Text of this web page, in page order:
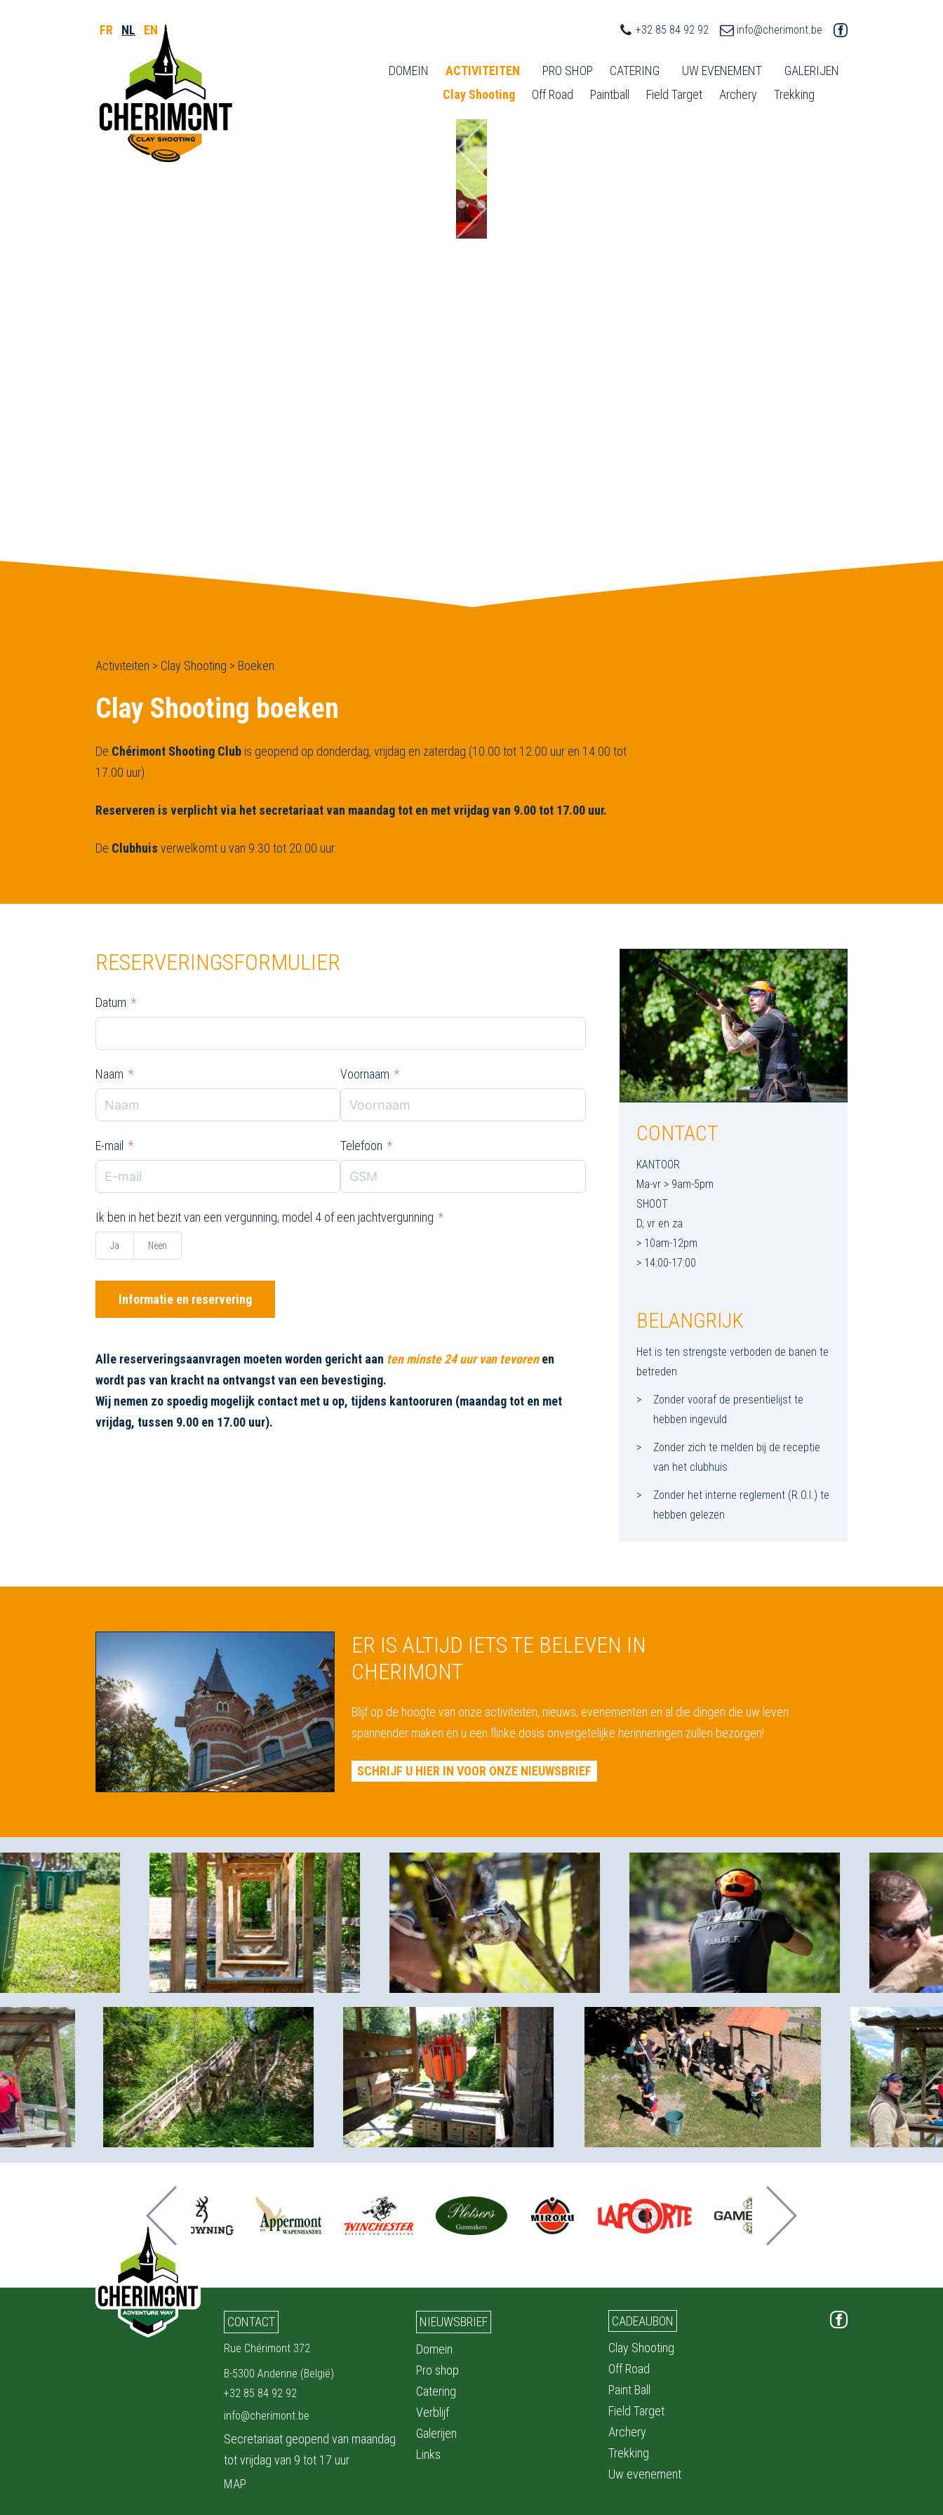
FR NL EN +32 85 84 92 92 info@cherimont.be
DOMEIN
ACTIVITEITEN
Clay Shooting
Off Road Paintball Field Target Archery Trekking
PRO SHOP CATERING UW EVENEMENT GALERIJEN
Activiteiten > Clay Shooting > Boeken
Clay Shooting boeken
De Chérimont Shooting Club is geopend op donderdag, vrijdag en zaterdag (10.00 tot 12.00 uur en 14.00 tot
17.00 uur).
Reserveren is verplicht via het secretariaat van maandag tot en met vrijdag van 9.00 tot 17.00 uur.
De Clubhuis verwelkomt u van 9.30 tot 20.00 uur.
RESERVERINGSFORMULIER
Datum
Naam Voornaam
E-mail Telefoon
Ik ben in het bezit van een vergunning, model 4 of een jachtvergunning
Ja Neen
Informatie en reservering
Alle reserveringsaanvragen moeten worden gericht aan ten minste 24 uur van tevorenen
wordt pas van kracht na ontvangst van een bevestiging.
Wij nemen zo spoedig mogelijk contact met u op, tijdens kantooruren (maandag tot en met
vrijdag, tussen 9.00 en 17.00 uur).
CONTACT
KANTOOR
Ma-vr > 9am-5pm
SHOOT
D, vr en za
> 10am-12pm
> 14:00-17:00
BELANGRIJK
Het is ten strengste verboden de banen te
betreden
Zonder vooraf de presentielijst te
hebben ingevuld
Zonder zich te melden bij de receptie
van het clubhuis
Zonder het interne reglement (R.O.I.) te
hebben gelezen
ER IS ALTIJD IETS TE BELEVEN IN
CHERIMONT
Blijf op de hoogte van onze activiteiten, nieuws, evenementen en al die dingen die uw leven
spannender maken en u een flinke dosis onvergetelijke herinneringen zullen bezorgen!
SCHRIJF U HIER IN VOOR ONZE NIEUWSBRIEF
CONTACT
Rue Chérimont 372
B-5300 Andenne (België)
+32 85 84 92 92
info@cherimont.be
Secretariaat geopend van maandag
tot vrijdag van 9 tot 17 uur
MAP
NIEUWSBRIEF
Domein
Pro shop
Catering
Verblijf
Galerijen
Links
CADEAUBON
Clay Shooting
Off Road
Paint Ball
Field Target
Archery
Trekking
Uw evenement